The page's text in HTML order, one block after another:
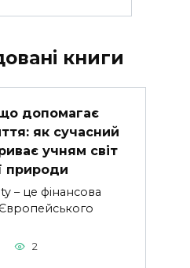
книги
що допомагає
як сучасний
учням світ
природи
– це фінансова
2